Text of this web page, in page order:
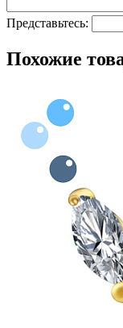
Представьтесь:
Похожие